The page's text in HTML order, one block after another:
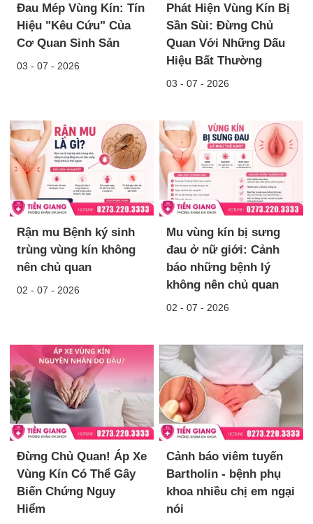
Đau Mép Vùng Kín: Tín
Hiệu "Kêu Cứu" Của
Cơ Quan Sinh Sản
03 - 07 - 2026
Phát Hiện Vùng Kín Bị
Sần Sùi: Đừng Chủ
Quan Với Những Dấu
Hiệu Bất Thường
03 - 07 - 2026
Rận mu Bệnh ký sinh
trùng vùng kín không
nên chủ quan
02 - 07 - 2026
Mu vùng kín bị sưng
đau ở nữ giới: Cảnh
báo những bệnh lý
không nên chủ quan
02 - 07 - 2026
Đừng Chủ Quan! Áp Xe
Vùng Kín Có Thể Gây
Biến Chứng Nguy
Hiểm
Cảnh báo viêm tuyến
Bartholin - bệnh phụ
khoa nhiều chị em ngại
nói